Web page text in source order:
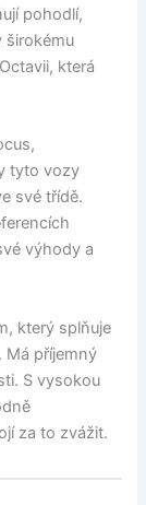
pohodlí,
širokému
která
tyto vozy
své třídě.
výhody a
který splňuje
Má příjemný
S vysokou
za to zvážit.